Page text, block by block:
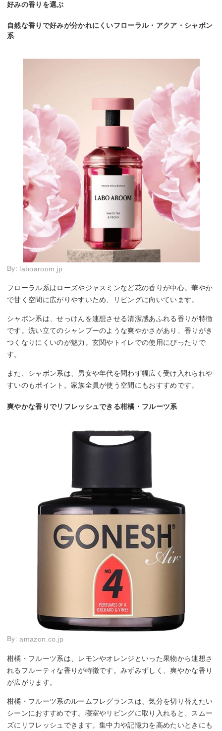
好みの香りを選ぶ
自然な香りで好みが分かれにくいフローラル・アクア・シャボン
系
By: laboaroom.jp
フローラル系はローズやジャスミンなど花の香りが中心。華やか
で甘く空間に広がりやすいため、リビングに向いています。
シャボン系は、せっけんを連想させる清潔感あふれる香りが特徴
です。洗い立てのシャンプーのような爽やかさがあり、香りがき
つくなりにくいのが魅力。玄関やトイレでの使用にぴったりで
す。
また、シャボン系は、男女や年代を問わず幅広く受け入れられや
すいのもポイント。家族全員が使う空間にもおすすめです。
爽やかな香りでリフレッシュできる柑橘・フルーツ系
By:amazon.co.jp
柑橘・フルーツ系は、レモンやオレンジといった果物から連想さ
れるフルーティな香りが特徴です。みずみずしく、爽やかな香り
が広がります。
柑橘・フルーツ系のルームフレグランスは、気分を切り替えたい
シーンにおすすめです。寝室やリビングに取り入れると、スムー
ズにリフレッシュできます。集中力や記憶力を高めたいときにも